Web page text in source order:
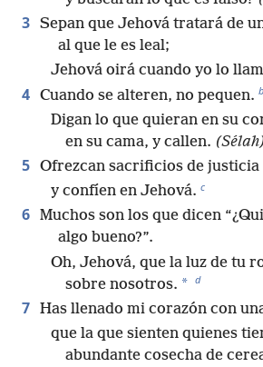
3 Sepan que Jehová tratará de
al que le es leal;
Jehová oirá cuando yo lo
4 Cuando se alteren, no pequen. b
Digan lo que quieran en su
en su cama, y callen.
5 Ofrezcan sacrificios de justicia
y confíen en Jehová. c
6 Muchos son los que dicen
algo bueno?”.
Oh, Jehová, que la luz de tu
sobre nosotros. * d
7 Has llenado mi corazón con
que la que sienten quienes
abundante cosecha de